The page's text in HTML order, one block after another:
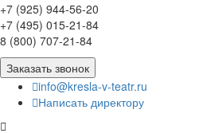
+7 (925) 944-56-20
+7 (495) 015-21-84
8 (800) 707-21-84
Заказать звонок
info@kresla-v-teatr.ru
Написать директору